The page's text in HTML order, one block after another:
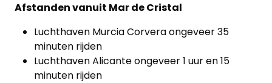
Afstanden vanuit Mar de Cristal
Luchthaven Murcia Corvera ongeveer 35
minuten rijden
Luchthaven Alicante ongeveer 1 uur en 15
minuten rijden